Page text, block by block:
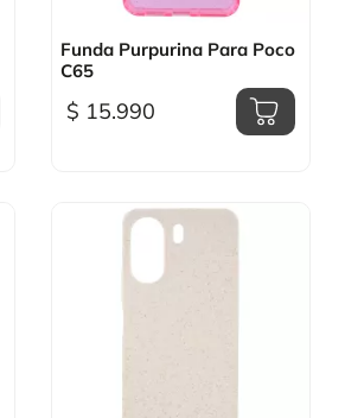
Vista rápida
Funda Purpurina Para Poco
C65
$ 15.990